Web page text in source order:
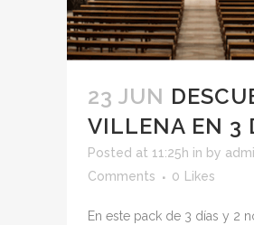
23 JUN
VILLENA EN 3
Posted at 11:25h in by
Comments
0 Likes
En este pack de 3 días y 2